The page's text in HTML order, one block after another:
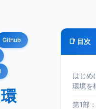
Github 📑 目次
はじめ
環境を
第1部